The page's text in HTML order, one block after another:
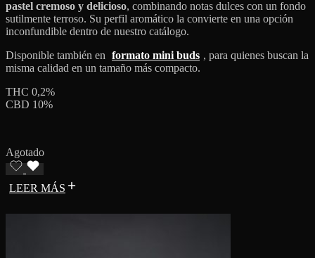
pastel cremoso y delicioso, combinando notas dulces con un fondo
sutilmente terroso. Su perfil aromático la convierte en una opción
inconfundible dentro de nuestro catálogo.
Disponible también en formato mini buds , para quienes buscan la
misma calidad en un tamaño más compacto.
THC 0,2%
CBD 10%
Agotado
LEER MÁS